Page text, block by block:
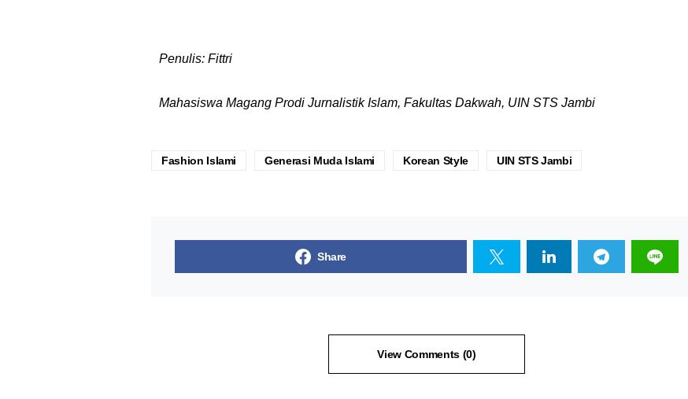
Penulis: Fittri
Mahasiswa Magang Prodi Jurnalistik Islam, Fakultas Dakwah, UIN STS Jambi
Fashion Islami Generasi Muda Islami Korean Style UIN STS Jambi
Share
View Comments (0)